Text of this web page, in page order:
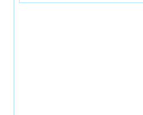
音对照【13】